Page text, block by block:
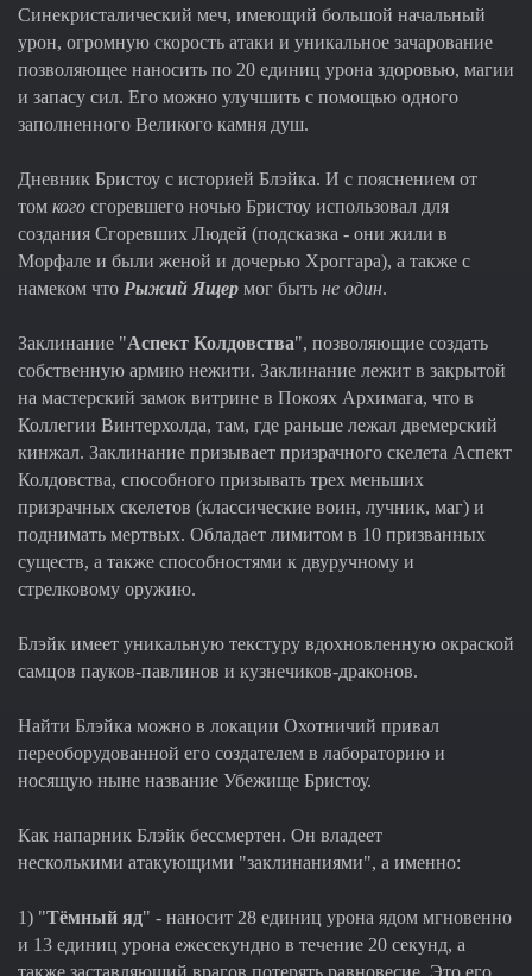
Синекристалический меч, имеющий большой начальный
урон, огромную скорость атаки и уникальное зачарование
позволяющее наносить по 20 единиц урона здоровью, магии
и запасу сил. Его можно улучшить с помощью одного
заполненного Великого камня душ.
Дневник Бристоу с историей Блэйка. И с пояснением от
том кого сгоревшего ночью Бристоу использовал для
создания Сгоревших Людей (подсказка - они жили в
Морфале и были женой и дочерью Хроггара), а также с
намеком что Рыжий Ящер мог быть не один.
Заклинание "Аспект Колдовства", позволяющие создать
собственную армию нежити. Заклинание лежит в закрытой
на мастерский замок витрине в Покоях Архимага, что в
Коллегии Винтерхолда, там, где раньше лежал двемерский
кинжал. Заклинание призывает призрачного скелета Аспект
Колдовства, способного призывать трех меньших
призрачных скелетов (классические воин, лучник, маг) и
поднимать мертвых. Обладает лимитом в 10 призванных
существ, а также способностями к двуручному и
стрелковому оружию.
Блэйк имеет уникальную текстуру вдохновленную окраской
самцов пауков-павлинов и кузнечиков-драконов.
Найти Блэйка можно в локации Охотничий привал
переоборудованной его создателем в лабораторию и
носящую ныне название Убежище Бристоу.
Как напарник Блэйк бессмертен. Он владеет
несколькими атакующими "заклинаниями", а именно:
1) "Тёмный яд" - наносит 28 единиц урона ядом мгновенно
и 13 единиц урона ежесекундно в течение 20 секунд, а
также заставляющий врагов потерять равновесие. Это его